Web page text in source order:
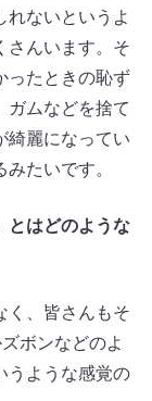
れないというよ
さんいます。そ
ったときの恥ず
ムなどを捨て
綺麗になってい
たいです。
はどのような
く、皆さんもそ
ボンなどのよ
うような感覚の